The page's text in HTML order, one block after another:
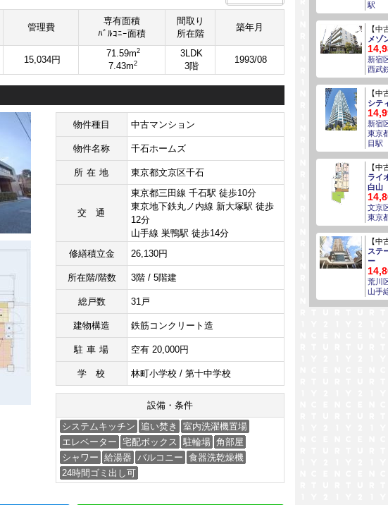
管理費
専有面積
ﾊﾞﾙｺﾆｰ面積
間取り
所在階
築年月
15,034円
71.59m2
7.43m2
3LDK
3階
1993/08
物件種目 中古マンション
物件名称 千石ホームズ
所在地 東京都文京区千石
交通
東京都三田線 千石駅 徒歩10分
東京地下鉄丸ノ内線 新大塚駅 徒歩
12分
山手線 巣鴨駅 徒歩14分
修繕積立金
26,130円
所在階/階数 3階 / 5階建
総戸数 31戸
建物構造 鉄筋コンクリート造
駐車場 空有 20,000円
学校 林町小学校 / 第十中学校
設備・条件
システムキッチン 追い焚き
室内洗濯機置場
エレベーター 宅配ボックス 駐輪場 角部屋
シャワー 給湯器 バルコニー 食器洗乾燥機
24時間ゴミ出し可
駅
【中
メゾ
新宿
西武
【中
シテ
新宿
東京
目駅
【中
ライ
白山
文京
東京
【中
ステ
ー
荒川
山手